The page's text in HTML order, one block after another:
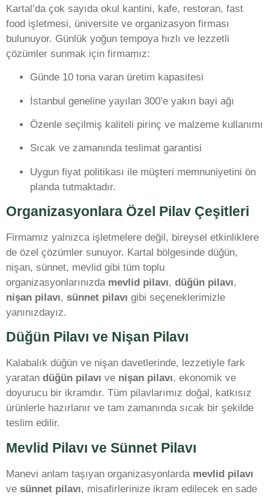
Kartal’da çok sayıda okul kantini, kafe, restoran, fast
food işletmesi, üniversite ve organizasyon firması
bulunuyor. Günlük yoğun tempoya hızlı ve lezzetli
çözümler sunmak için firmamız:
Günde 10 tona varan üretim kapasitesi
İstanbul geneline yayılan 300’e yakın bayi ağı
Özenle seçilmiş kaliteli pirinç ve malzeme kullanımı
Sıcak ve zamanında teslimat garantisi
Uygun fiyat politikası ile müşteri memnuniyetini ön
planda tutmaktadır.
Organizasyonlara Özel Pilav Çeşitleri
Firmamız yalnızca işletmelere değil, bireysel etkinliklere
de özel çözümler sunuyor. Kartal bölgesinde düğün,
nişan, sünnet, mevlid gibi tüm toplu
organizasyonlarınızda mevlid pilavı, düğün pilavı,
nişan pilavı, sünnet pilavı gibi seçeneklerimizle
yanınızdayız.
Düğün Pilavı ve Nişan Pilavı
Kalabalık düğün ve nişan davetlerinde, lezzetiyle fark
yaratan düğün pilavı ve nişan pilavı, ekonomik ve
doyurucu bir ikramdır. Tüm pilavlarımız doğal, katkısız
ürünlerle hazırlanır ve tam zamanında sıcak bir şekilde
teslim edilir.
Mevlid Pilavı ve Sünnet Pilavı
Manevi anlam taşıyan organizasyonlarda mevlid pilavı
ve sünnet pilavı, misafirlerinize ikram edilecek en sade